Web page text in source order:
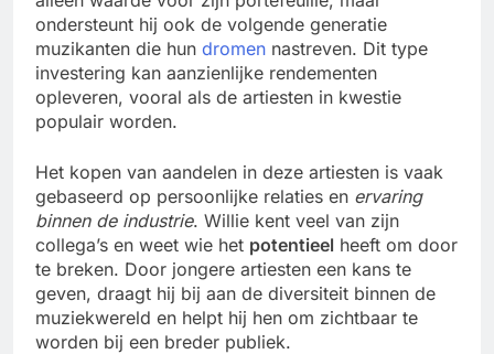
ondersteunt hij ook de volgende generatie
muzikanten die hun dromen nastreven. Dit type
investering kan aanzienlijke rendementen
opleveren, vooral als de artiesten in kwestie
populair worden.
Het kopen van aandelen in deze artiesten is vaak
gebaseerd op persoonlijke relaties en ervaring
binnen de industrie. Willie kent veel van zijn
collega’s en weet wie het potentieel heeft om door
te breken. Door jongere artiesten een kans te
geven, draagt hij bij aan de diversiteit binnen de
muziekwereld en helpt hij hen om zichtbaar te
worden bij een breder publiek.